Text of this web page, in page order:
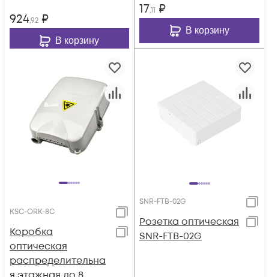
924,92 ₽
В корзину
17,11 ₽
В корзину
KSC-ORK-8С
Коробка
оптическая
распределительна
SNR-FTB-02G
Розетка оптическая
SNR-FTB-02G